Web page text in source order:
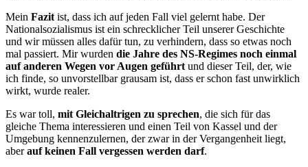
Mein Fazit ist, dass ich auf jeden Fall viel gelernt habe. Der
Nationalsozialismus ist ein schrecklicher Teil unserer Geschichte
und wir müssen alles dafür tun, zu verhindern, dass so etwas noch
mal passiert. Mir wurden die Jahre des NS-Regimes noch einmal
auf anderen Wegen vor Augen geführt und dieser Teil, der, wie
ich finde, so unvorstellbar grausam ist, dass er schon fast unwirklich
wirkt, wurde realer.
Es war toll, mit Gleichaltrigen zu sprechen, die sich für das
gleiche Thema interessieren und einen Teil von Kassel und der
Umgebung kennenzulernen, der zwar in der Vergangenheit liegt,
aberauf keinen Fall vergessen werden darf.